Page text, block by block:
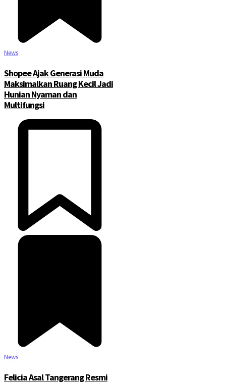
News
Shopee Ajak Generasi Muda
Maksimalkan Ruang Kecil Jadi
Hunian Nyaman dan
Multifungsi
News
Felicia Asal Tangerang Resmi